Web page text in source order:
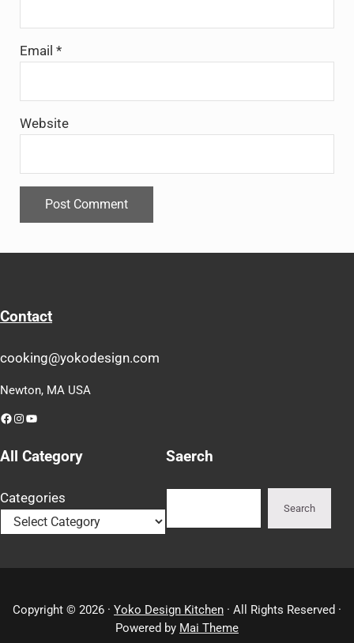
Email *
Website
Contact
cooking@yokodesign.com
Newton, MA USA
Facebook
Instagram
YouTube
All Category
Categories
Saerch
Search
Copyright © 2026 · Yoko Design Kitchen · All Rights Reserved ·
Powered by Mai Theme